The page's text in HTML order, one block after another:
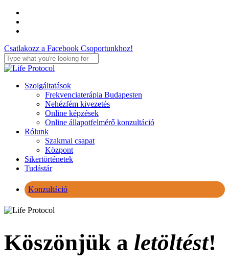
Skip
main
Csatlakozz a Facebook Csoportunkhoz!
Close
Menu
Szolgáltatások
Frekvenciaterápia Budapesten
Nehézfém kivezetés
Online képzések
Online állapotfelmérő konzultáció
Rólunk
Szakmai csapat
Központ
Sikertörténetek
Tudástár
Konzultáció
Köszönjük a letöltést!